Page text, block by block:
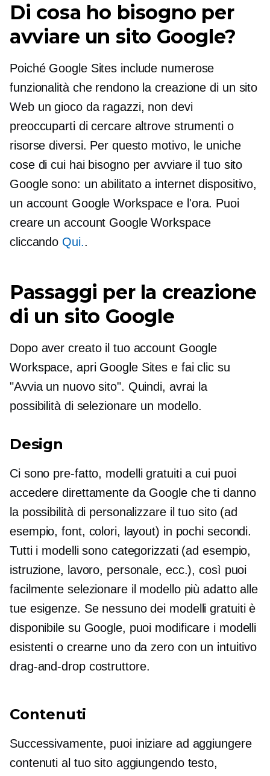
Di cosa ho bisogno per
avviare un sito Google?
Poiché Google Sites include numerose
funzionalità che rendono la creazione di un sito
Web un gioco da ragazzi, non devi
preoccuparti di cercare altrove strumenti o
risorse diversi. Per questo motivo, le uniche
cose di cui hai bisogno per avviare il tuo sito
Google sono: unabilitato a internetdispositivo,
un account Google Workspace e l'ora. Puoi
creare un account Google Workspace
cliccando Qui..
Passaggi per la creazione
di un sito Google
Dopo aver creato il tuo account Google
Workspace, apri Google Sites e fai clic su
"Avvia un nuovo sito". Quindi, avrai la
possibilità di selezionare un modello.
Design
Ci sono pre-fatto, modelli gratuiti a cui puoi
accedere direttamente da Google che ti danno
la possibilità di personalizzare il tuo sito (ad
esempio, font, colori, layout) in pochi secondi.
Tutti i modelli sono categorizzati (ad esempio,
istruzione, lavoro, personale, ecc.), così puoi
facilmente selezionare il modello più adatto alle
tue esigenze. Se nessuno dei modelli gratuiti è
disponibile su Google, puoi modificare i modelli
esistenti o crearne uno da zero con un intuitivo
drag-and-dropcostruttore.
Contenuti
Successivamente, puoi iniziare ad aggiungere
contenuti al tuo sito aggiungendo testo,